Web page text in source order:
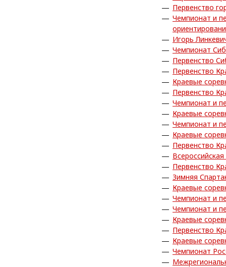
Первенство
Чемпионат и
Игорь
Чемпионат
Первенство
Первенство
Краевые
Первенство
Чемпионат и
Краевые
Чемпионат и
Краевые
Первенство
Первенство
Зимняя
Краевые
Чемпионат и
Чемпионат и
Краевые
Первенство
Краевые
Чемпионат